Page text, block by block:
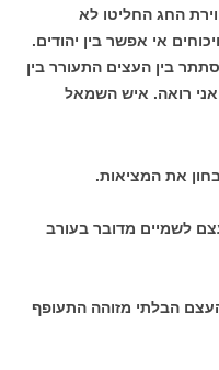
החג החליטו לא
אי אפשר בין יהודים.
בין העצים התעורר בין
אני רואה. איש השמאל
את המציאות.
לשמיים מדובר בעורב
הבלתי מזוהה התעופף